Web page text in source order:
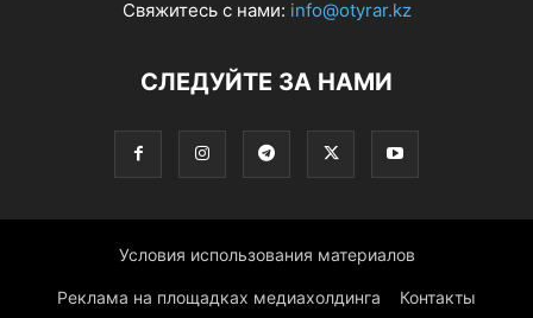
Свяжитесь с нами: info@otyrar.kz
СЛЕДУЙТЕ ЗА НАМИ
Условия использования материалов
Реклама на площадках медиахолдинга Контакты